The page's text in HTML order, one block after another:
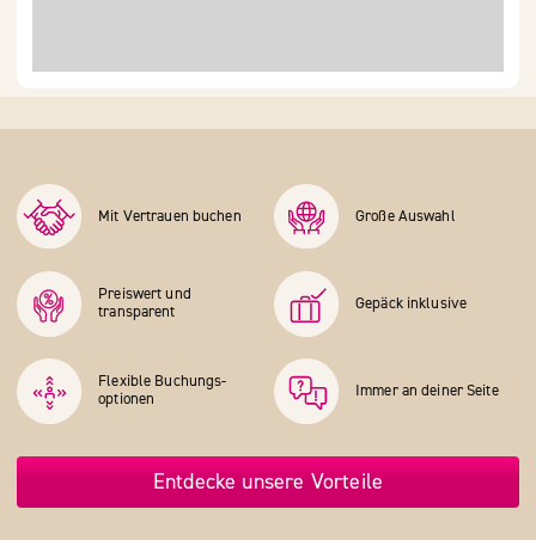
Mit Vertrauen buchen Große Auswahl
Preiswert und
transparent
Gepäck inklusive
Flexible Buchungs­
optionen
Immer an deiner Seite
Entdecke unsere Vorteile